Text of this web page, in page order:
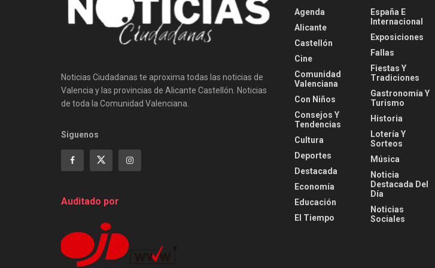
Noticias Ciudadanas te aproxima todas las noticias de
Valencia y las provincias de Alicante Castellón. Noticias
de toda la Comunidad Valenciana.
Siguenos
Auditado por
Agenda
Alicante
Castellón
Cine
Comunidad
Valenciana
Con Niños
Consejos Y
Tendencias
Cultura
Deportes
Destacada
Economía
Educación
El Tiempo
España E
Internacional
Exposiciones
Fallas
Fiestas Y
Tradiciones
Gastronomía Y
Turismo
Historia
Lotería Y
Sorteos
Música
Noticia
Destacada Del
Día
Noticias
Sociales